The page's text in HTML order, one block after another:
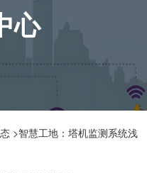
心
>智慧工地：塔机监测系统浅